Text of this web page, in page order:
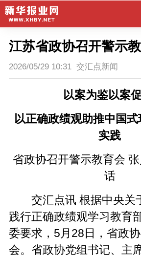
江苏省政协召开警示
2026/05/29 10:31 交汇点新闻
以案为鉴以案
以正确政绩观助推中国
实践
省政协召开警示教育会
话
交汇点讯 根据中央关
践行正确政绩观学习教育
委要求，5月28日，省政
会。省政协党组书记、主